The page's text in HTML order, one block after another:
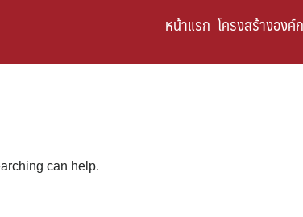
หน้าแรก โครงสร้างองค์
can help.